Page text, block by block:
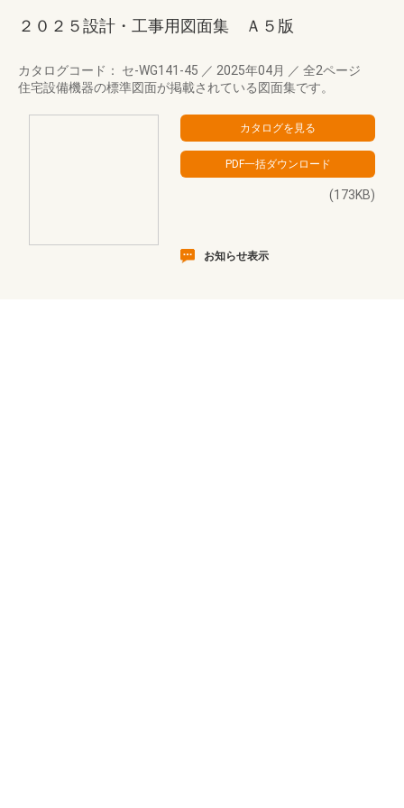
２０２５設計・工事用図面集 Ａ５版
カタログコード： セ-WG141-45 ／ 2025年04月 ／ 全2ページ
住宅設備機器の標準図面が掲載されている図面集です。
(173KB)
お知らせ表示